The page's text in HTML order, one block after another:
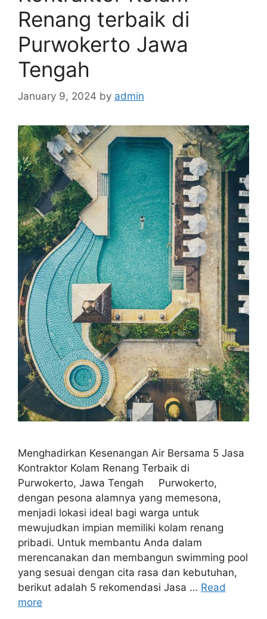
Renang terbaik di
Purwokerto Jawa
Tengah
January 9, 2024 by admin
Menghadirkan Kesenangan Air Bersama 5 Jasa
Kontraktor Kolam Renang Terbaik di
Purwokerto, Jawa Tengah Purwokerto,
dengan pesona alamnya yang memesona,
menjadi lokasi ideal bagi warga untuk
mewujudkan impian memiliki kolam renang
pribadi. Untuk membantu Anda dalam
merencanakan dan membangun swimming pool
yang sesuai dengan cita rasa dan kebutuhan,
berikut adalah 5 rekomendasi Jasa … Read
more